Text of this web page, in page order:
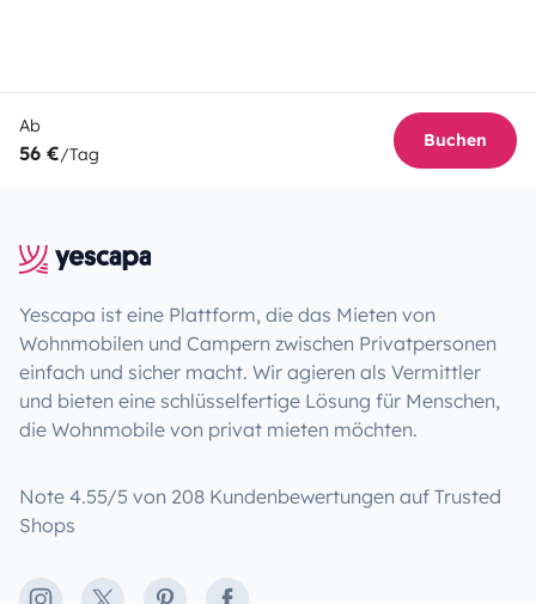
Ab
56 €/Tag
Buchen
Yescapa ist eine Plattform, die das Mieten von
Wohnmobilen und Campern zwischen Privatpersonen
einfach und sicher macht. Wir agieren als Vermittler
und bieten eine schlüsselfertige Lösung für Menschen,
die Wohnmobile von privat mieten möchten.
Note 4.55/5 von 208 Kundenbewertungen auf Trusted
Shops